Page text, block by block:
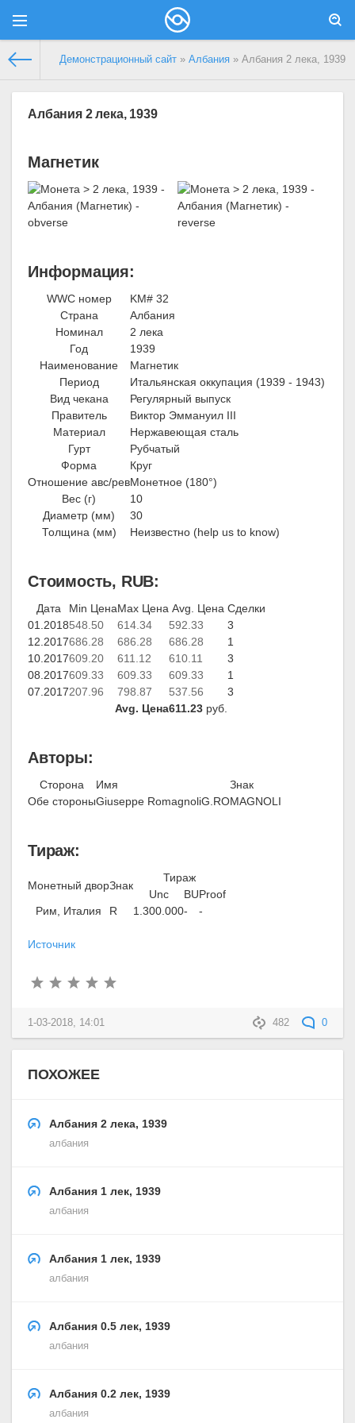
Демонстрационный сайт » Албания » Албания 2 лека, 1939
Албания 2 лека, 1939
Магнетик
Информация:
WWC номер
KM# 32
Страна
Албания
Номинал
2 лека
Год
1939
Наименование
Магнетик
Период
Итальянская оккупация (1939 - 1943)
Вид чекана
Регулярный выпуск
Правитель
Виктор Эммануил III
Материал
Нержавеющая сталь
Гурт
Рубчатый
Форма
Круг
Отношение авс/ревМонетное (180°)
Вес (г)
10
Диаметр (мм)
30
Толщина (мм)
Неизвестно (help us to know)
Стоимость, RUB:
Дата Min ЦенаMax Цена Avg. Цена Сделки
01.2018548.50 614.34 592.33
3
12.2017686.28 686.28 686.28
1
10.2017609.20 611.12 610.11
3
08.2017609.33 609.33 609.33
1
07.2017207.96 798.87 537.56
3
Avg. Цена611.23 руб.
Авторы:
Сторона Имя
Знак
Обе стороныGiuseppe RomagnoliG.ROMAGNOLI
Тираж:
Монетный дворЗнак
Тираж
Unc
BUProof
Рим, Италия
R 1.300.000- -
Источник
482 0
1-03-2018, 14:01
ПОХОЖЕЕ
Албания 2 лека, 1939
албания
Албания 1 лек, 1939
албания
Албания 1 лек, 1939
албания
Албания 0.5 лек, 1939
албания
Албания 0.2 лек, 1939
албания